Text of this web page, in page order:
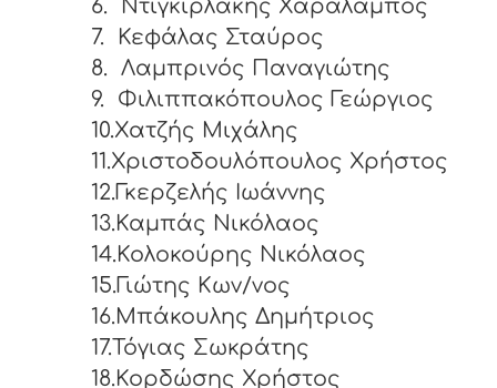
6.
Ντιγκιρλάκης Χαράλαμπος
7.
Κεφάλας Σταύρος
8.
Λαμπρινός Παναγιώτης
9.
Φιλιππακόπουλος Γεώργιος
10.Χατζής Μιχάλης
11.Χριστοδουλόπουλος Χρήστος
12.Γκερζελής Ιωάννης
13.Καμπάς Νικόλαος
14.Κολοκούρης Νικόλαος
15.Γιώτης Κων/νος
16.Μπάκουλης Δημήτριος
17.Τόγιας Σωκράτης
18.Κορδώσης Χρήστος